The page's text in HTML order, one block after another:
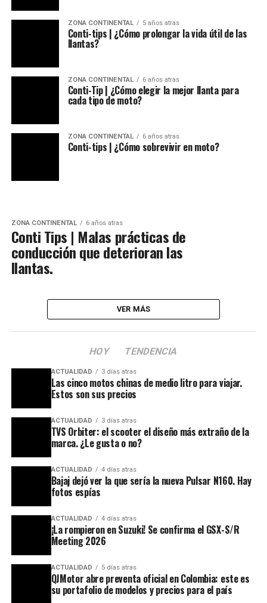
ZONA CONTINENTAL 5 años atras
Conti-tips | ¿Cómo prolongar la vida útil de las
llantas?
ZONA CONTINENTAL 6 años atras
Conti-Tip | ¿Cómo elegir la mejor llanta para
cada tipo de moto?
ZONA CONTINENTAL 6 años atras
Conti-tips | ¿Cómo sobrevivir en moto?
ZONA CONTINENTAL 6 años atras
Conti Tips | Malas prácticas de
conducción que deterioran las
llantas.
VER MÁS
HOY TENDENCIA
ACTUALIDAD 3 días atras
Las cinco motos chinas de medio litro para viajar.
Estos son sus precios
ACTUALIDAD 3 días atras
TVS Orbiter: el scooter el diseño más extraño de la
marca. ¿Le gusta o no?
ACTUALIDAD 4 días atras
Bajaj dejó ver la que sería la nueva Pulsar N160. Hay
fotos espías
ACTUALIDAD 4 días atras
¡La rompieron en Suzuki! Se confirma el GSX-S/R
Meeting 2026
ACTUALIDAD 5 días atras
QJMotor abre preventa oficial en Colombia: este es
su portafolio de modelos y precios para el país